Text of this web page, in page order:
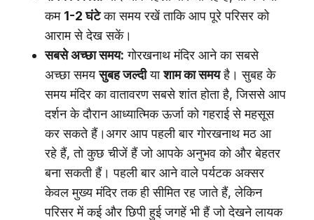
कम 1-2 घंटेका समय रखें ताकि आप पूरे परिसर को
आराम से देख सकें।
सबसे अच्छा समय: गोरखनाथ मंदिर आने का सबसे
अच्छा समयसुबह जल्दीयाशाम का समयहै। सुबह के
समय मंदिर का वातावरण सबसे शांत होता है, जिससे आप
दर्शन के दौरान आध्यात्मिक ऊर्जा को गहराई से महसूस
कर सकते हैं।अगर आप पहली बार गोरखनाथ मठ आ
रहे हैं, तो कुछ चीजें हैं जो आपके अनुभव को और बेहतर
बना सकती हैं। पहली बार आने वाले पर्यटक अक्सर
केवल मुख्य मंदिर तक ही सीमित रह जाते हैं, लेकिन
परिसर में कई और छिपी हुई जगहें भी हैं जो देखने लायक